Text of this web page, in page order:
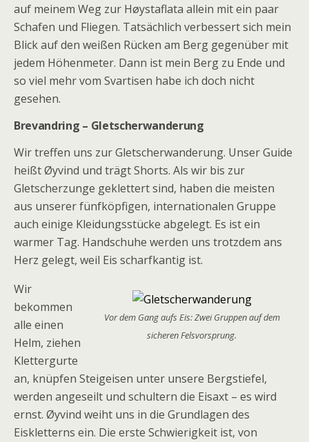
auf meinem Weg zur Høystaflata allein mit ein paar
Schafen und Fliegen. Tatsächlich verbessert sich mein
Blick auf den weißen Rücken am Berg gegenüber mit
jedem Höhenmeter. Dann ist mein Berg zu Ende und
so viel mehr vom Svartisen habe ich doch nicht
gesehen.
Brevandring – Gletscherwanderung
Wir treffen uns zur Gletscherwanderung. Unser Guide
heißtØyvind und trägt Shorts. Als wir bis zur
Gletscherzunge geklettert sind, haben die meisten
aus unserer fünfköpfigen, internationalen Gruppe
auch einige Kleidungsstücke abgelegt. Es ist ein
warmer Tag. Handschuhe werden uns trotzdem ans
Herz gelegt, weil Eis scharfkantig ist.
Vor dem Gang aufs Eis: Zwei Gruppen auf dem
sicheren Felsvorsprung.
Wir
bekommen
alle einen
Helm, ziehen
Klettergurte
an, knüpfen Steigeisen unter unsere Bergstiefel,
werden angeseilt und schultern die Eisaxt – es wird
ernst. Øyvind weiht uns in die Grundlagen des
Eiskletterns ein. Die erste Schwierigkeit ist, von